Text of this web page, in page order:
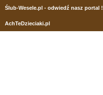
Ślub-Wesele.pl - odwiedź nasz portal !
AchTeDzieciaki.pl